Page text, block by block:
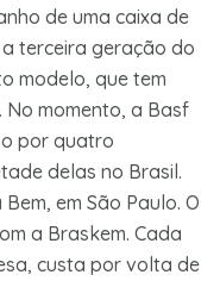
de uma caixa de
terceira geração do
modelo, que tem
No momento, a Basf
por quatro
delas no Brasil.
em São Paulo. O
a Braskem. Cada
custa por volta de